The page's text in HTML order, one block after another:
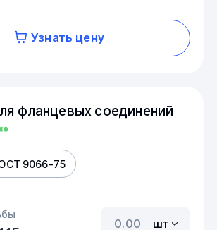
Узнать цену
фланцевых соединений
9066-75
шт